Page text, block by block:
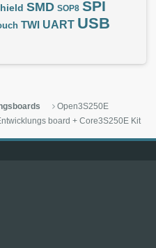
SMD SOP8 SPI
TWI UART USB
Open3S250E
board + Core3S250E Kit